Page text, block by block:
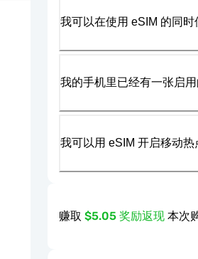
我可以在使用 eSIM 的同
我的手机里已经有一张启
我可以用 eSIM 开启移动
赚取 $5.05 奖励返现 本次